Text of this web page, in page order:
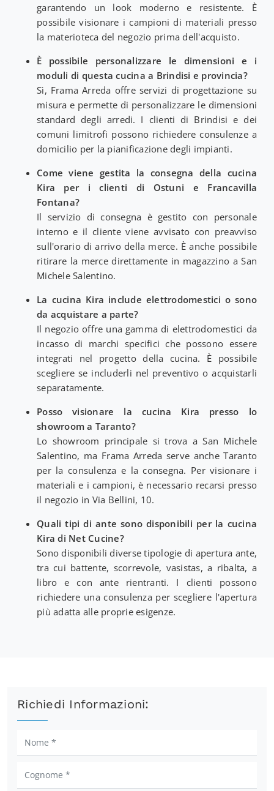
garantendo un look moderno e resistente. È
possibile visionare i campioni di materiali presso
la materioteca del negozio prima dell'acquisto.
È possibile personalizzare le dimensioni e i
moduli di questa cucina a Brindisi e provincia?
Sì, Frama Arreda offre servizi di progettazione su
misura e permette di personalizzare le dimensioni
standard degli arredi. I clienti di Brindisi e dei
comuni limitrofi possono richiedere consulenze a
domicilio per la pianificazione degli impianti.
Come viene gestita la consegna della cucina
Kira per i clienti di Ostuni e Francavilla
Fontana?
Il servizio di consegna è gestito con personale
interno e il cliente viene avvisato con preavviso
sull'orario di arrivo della merce. È anche possibile
ritirare la merce direttamente in magazzino a San
Michele Salentino.
La cucina Kira include elettrodomestici o sono
da acquistare a parte?
Il negozio offre una gamma di elettrodomestici da
incasso di marchi specifici che possono essere
integrati nel progetto della cucina. È possibile
scegliere se includerli nel preventivo o acquistarli
separatamente.
Posso visionare la cucina Kira presso lo
showroom a Taranto?
Lo showroom principale si trova a San Michele
Salentino, ma Frama Arreda serve anche Taranto
per la consulenza e la consegna. Per visionare i
materiali e i campioni, è necessario recarsi presso
il negozio in Via Bellini, 10.
Quali tipi di ante sono disponibili per la cucina
Kira di Net Cucine?
Sono disponibili diverse tipologie di apertura ante,
tra cui battente, scorrevole, vasistas, a ribalta, a
libro e con ante rientranti. I clienti possono
richiedere una consulenza per scegliere l'apertura
più adatta alle proprie esigenze.
Richiedi Informazioni: